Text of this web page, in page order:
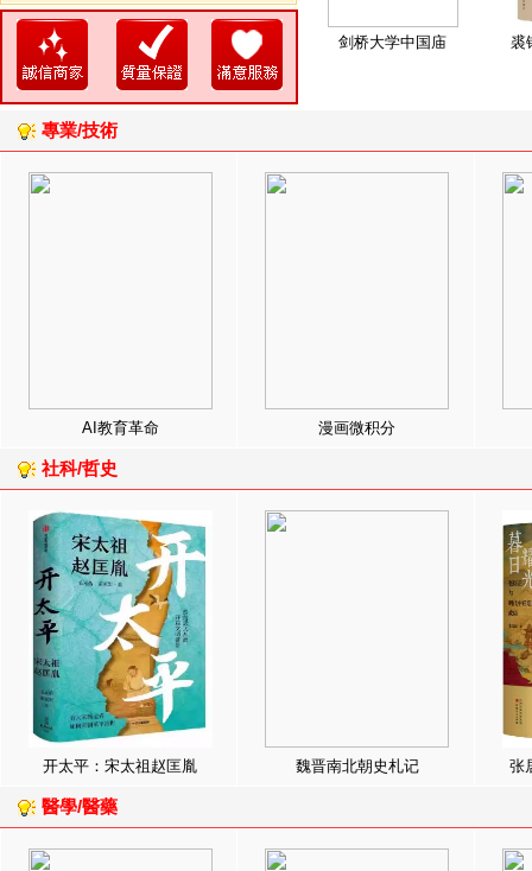
剑桥大学中国庙 裘
專業/技術
AI教育革命 漫画微积分
社科/哲史
开太平：宋太祖赵匡胤 魏晋南北朝史札记 张
醫學/醫藥